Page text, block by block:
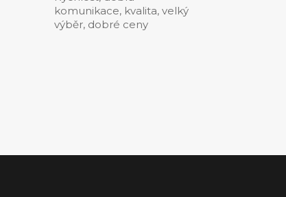
komunikace, kvalita, velký
výběr, dobré ceny